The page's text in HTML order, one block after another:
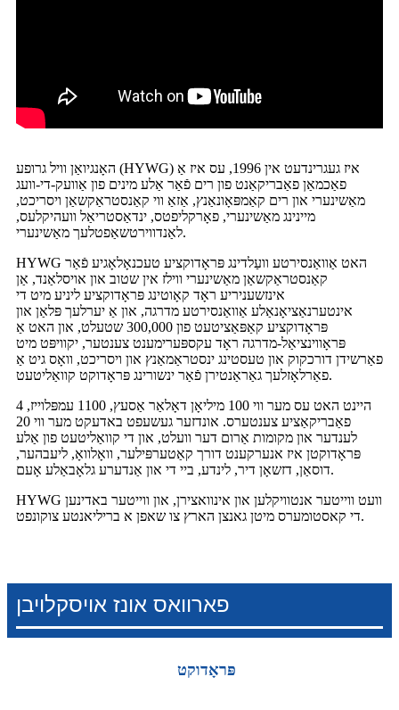
האָנגיואַן וויל גרופע (HYWG) איז געגרינדעט אין 1996, עס איז אַ
פאַכמאַן פאַבריקאַנט פון רים פֿאַר אַלע מינים פון אַוועק-די-וועג
מאַשינערי און רים קאַמפּאָונאַנץ, אַזאַ ווי קאַנסטראַקשאַן ויסריכט,
מיינינג מאַשינערי, פאָרקליפטס, ינדאַסטריאַל וועהיקלעס,
לאַנדווירטשאַפטלעך מאַשינערי.
HYWG האט אַוואַנסירטע וועַלדינג פּראָדוקציע טעכנאָלאָגיע פֿאַר
קאַנסטראַקשאַן מאַשינערי ווילז אין שטוב און אויסלאַנד, אַן
אינזשעניריע ראָד קאָוטינג פּראָדוקציע ליניע מיט די
אינטערנאַציאָנאַלע אַוואַנסירטע מדרגה, און אַ יערלעך פּלאַן און
פּראָדוקציע קאַפּאַציטעט פון 300,000 שטעלט, און האט אַ
פּראָווינציאַל-מדרגה ראָד עקספּערימענט צענטער, יקוויפּט מיט
פאַרשידן דורכקוק און טעסטינג ינסטראַמאַנץ און ויסריכט, וואָס גיט אַ
פאַרלאָזלעך גאַראַנטירן פֿאַר ינשורינג פּראָדוקט קוואַליטעט.
היינט האט עס מער ווי 100 מיליאָן דאָלאַר אַסעץ, 1100 עמפּלוייז, 4
פאַבריקאַציע צענטערס. אונדזער געשעפט באדעקט מער ווי 20
לענדער און מקומות אַרום דער וועלט, און די קוואַליטעט פון אַלע
פּראָדוקטן איז אנערקענט דורך קאַטערפּילער, וואָלוואָ, ליעבהער,
דוסאַן, דזשאָן דיר, לינדע, ביי די און אַנדערע גלאָבאַלע אָעם.
HYWG וועט ווייטער אנטוויקלען און אינוואצירן, און ווייטער באדינען
די קאסטומערס מיטן גאנצן הארץ צו שאפן א בריליאנטע צוקונפט.
פארוואס אונז אויסקלויבן
פּראָדוקט